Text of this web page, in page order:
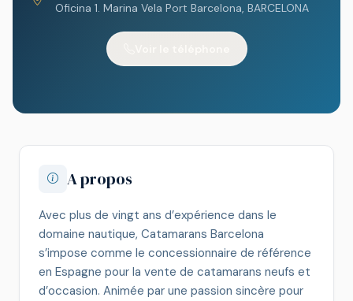
Oficina 1. Marina Vela Port Barcelona, BARCELONA
A propos
Avec plus de vingt ans d’expérience dans le
domaine nautique, Catamarans Barcelona
s’impose comme le concessionnaire de référence
en Espagne pour la vente de catamarans neufs et
d’occasion. Animée par une passion sincère pour